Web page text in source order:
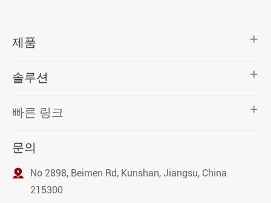
제품 
솔루션 
빠른 링크 
문의

No 2898, Beimen Rd, Kunshan, Jiangsu, China
215300